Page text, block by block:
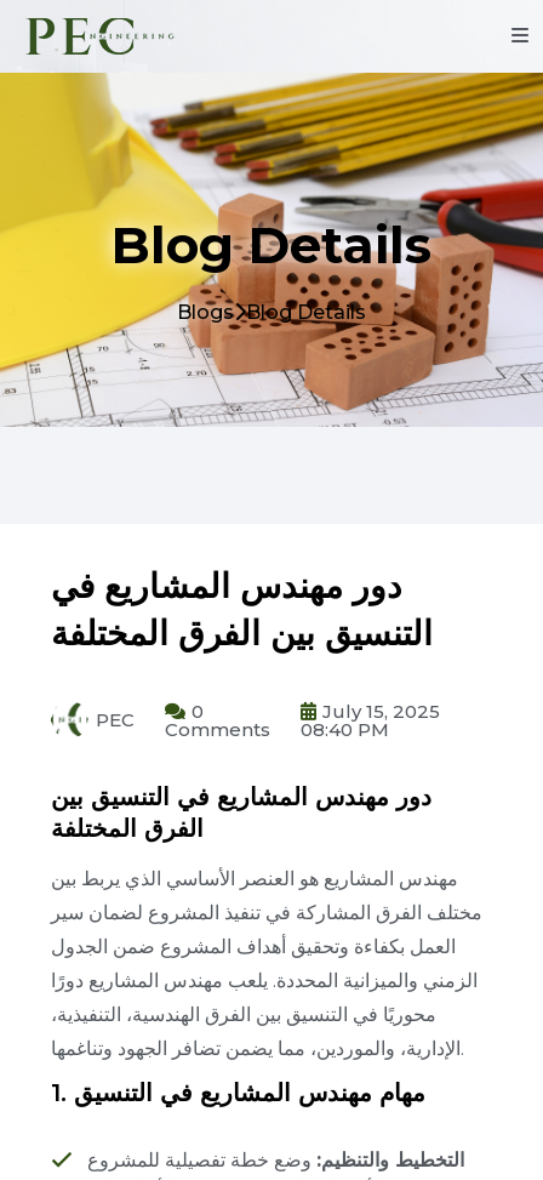
Blog Details
Blogs Blog Details
دور مهندس المشاريع في
التنسيق بين الفرق المختلفة
PEC 0
Comments
July 15, 2025
08:40 PM
دور مهندس المشاريع في التنسيق بين
الفرق المختلفة
مهندس المشاريع هو العنصر الأساسي الذي يربط بين
مختلف الفرق المشاركة في تنفيذ المشروع لضمان سير
العمل بكفاءة وتحقيق أهداف المشروع ضمن الجدول
الزمني والميزانية المحددة. يلعب مهندس المشاريع دورًا
محوريًا في التنسيق بين الفرق الهندسية، التنفيذية،
الإدارية، والموردين، مما يضمن تضافر الجهود وتناغمها.
1. مهام مهندس المشاريع في التنسيق
التخطيط والتنظيم: وضع خطة تفصيلية للمشروع